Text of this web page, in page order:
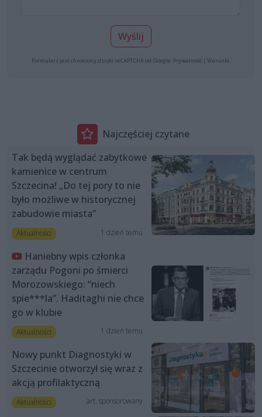
Wyślij
Formularz jest chroniony dzięki reCAPTCHA od Google: Prywatność | Warunki
Najczęściej czytane
Tak będą wyglądać zabytkowe
kamienice w centrum
Szczecina! „Do tej pory to nie
było możliwe w historycznej
zabudowie miasta”
Aktualności 1 dzień temu
Haniebny wpis członka
zarządu Pogoni po śmierci
Morozowskiego: “niech
spie***la”. Haditaghi nie chce
go w klubie
Aktualności 1 dzień temu
Nowy punkt Diagnostyki w
Szczecinie otworzył się wraz z
akcją profilaktyczną
Aktualności art. sponsorowany